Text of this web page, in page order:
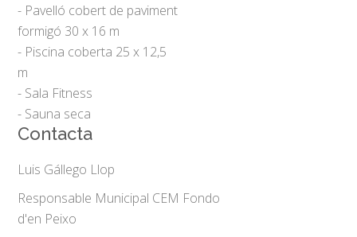
- Pavelló cobert de paviment
formigó 30 x 16 m
- Piscina coberta 25 x 12,5
m
- Sala Fitness
- Sauna seca
Contacta
Luis Gállego Llop
Responsable Municipal CEM Fondo
d'en Peixo